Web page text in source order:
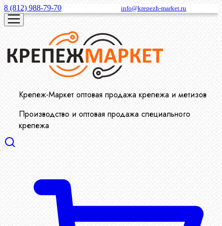
8 (812) 988-79-70 info@krepezh-market.ru
Крепеж-Маркет оптовая продажа крепежа и метизов
Производство и оптовая продажа специального
крепежа